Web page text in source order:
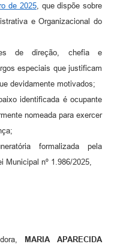
de 2025, que dispõe sobre
e Organizacional do
de direção, chefia e
especiais que justificam
devidamente motivados;
identificada é ocupante
nomeada para exercer
formalizada pela
nº 1.986/2025,
MARIA APARECIDA